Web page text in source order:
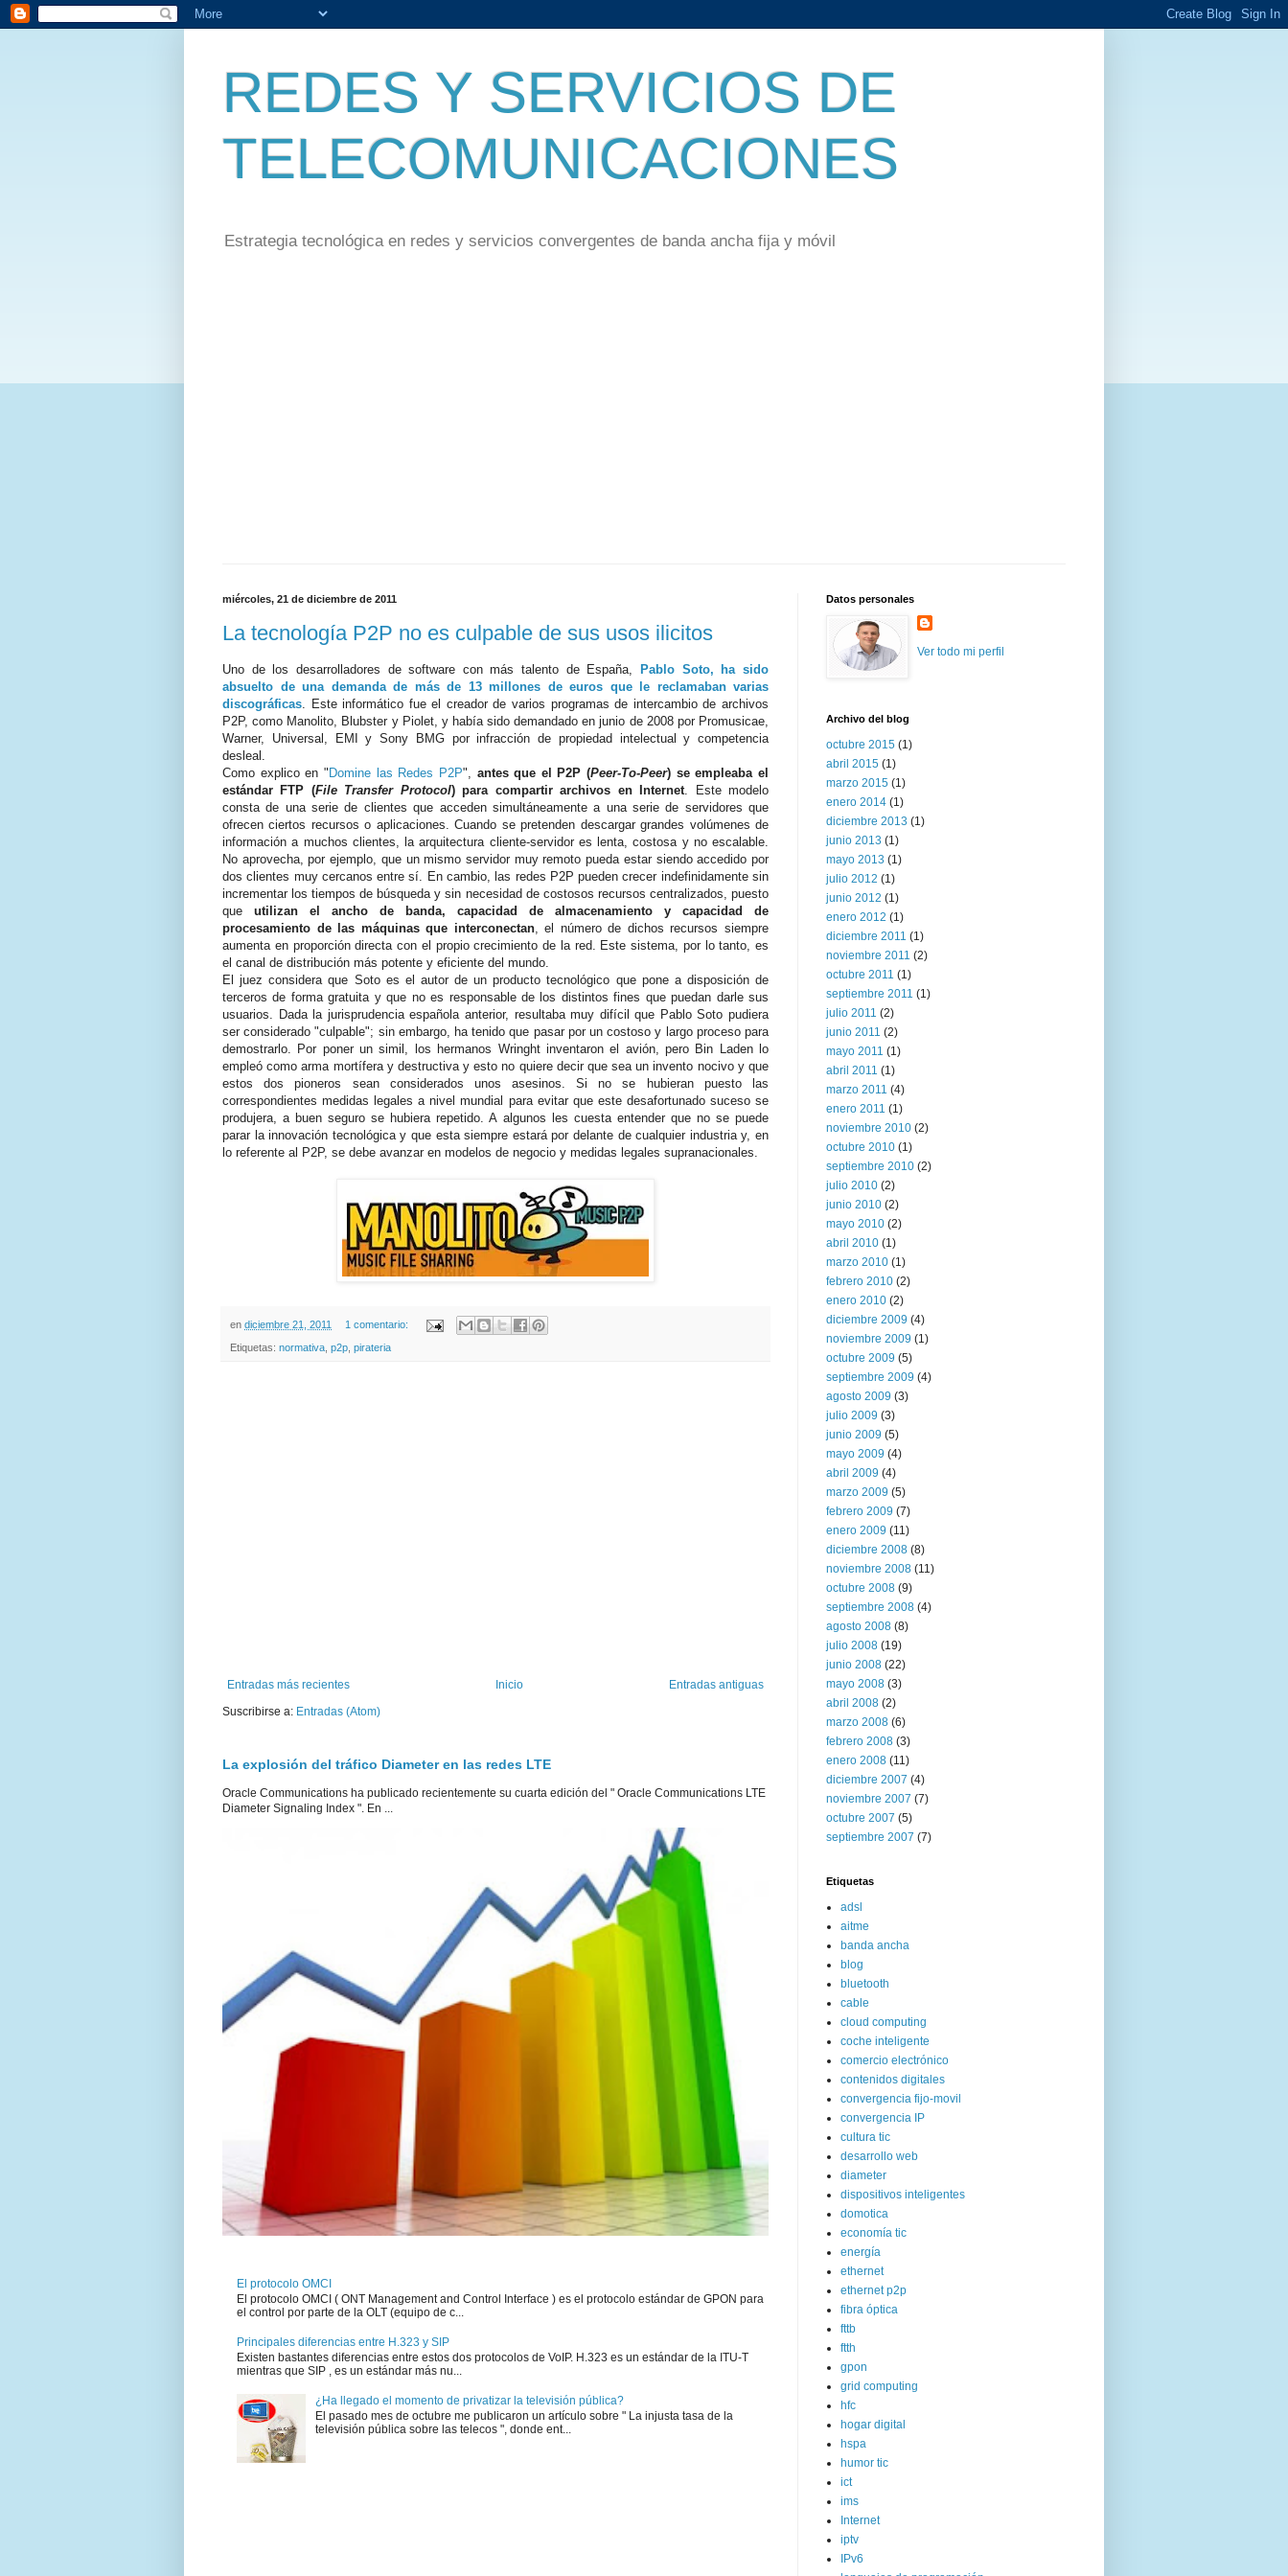
REDES Y SERVICIOS DE
TELECOMUNICACIONES
Estrategia tecnológica en redes y servicios convergentes de banda ancha fija y móvil
miércoles, 21 de diciembre de 2011
La tecnología P2P no es culpable de sus usos ilicitos
Uno de los desarrolladores de software con más talento de España,
Pablo Soto, ha sido
absuelto de una demanda de más de 13 millones de euros que le reclamaban varias
discográficas. Este informático fue el creador de varios programas de intercambio de archivos
P2P, como Manolito, Blubster y Piolet, y había sido demandado en junio de 2008 por Promusicae,
Warner, Universal, EMI y Sony BMG por infracción de propiedad intelectual y competencia
desleal.
Como explico en " Domine las Redes P2P", antes que el P2P (Peer-To-Peer) se empleaba el
estándar FTP (File Transfer Protocol) para compartir archivos en Internet. Este modelo
consta de una serie de clientes que acceden simultáneamente a una serie de servidores que
ofrecen ciertos recursos o aplicaciones. Cuando se pretenden descargar grandes volúmenes de
información a muchos clientes, la arquitectura cliente-servidor es lenta, costosa y no escalable.
No aprovecha, por ejemplo, que un mismo servidor muy remoto pueda estar siendo accedido por
dos clientes muy cercanos entre sí. En cambio, las redes P2P pueden crecer indefinidamente sin
incrementar los tiempos de búsqueda y sin necesidad de costosos recursos centralizados, puesto
que utilizan el ancho de banda, capacidad de almacenamiento y capacidad de
procesamiento de las máquinas que interconectan, el número de dichos recursos siempre
aumenta en proporción directa con el propio crecimiento de la red. Este sistema, por lo tanto, es
el canal de distribución más potente y eficiente del mundo.
El juez considera que Soto es el autor de un producto tecnológico que pone a disposición de
terceros de forma gratuita y que no es responsable de los distintos fines que puedan darle sus
usuarios. Dada la jurisprudencia española anterior, resultaba muy difícil que Pablo Soto pudiera
ser considerado "culpable"; sin embargo, ha tenido que pasar por un costoso y largo proceso para
demostrarlo. Por poner un simil, los hermanos Wringht inventaron el avión, pero Bin Laden lo
empleó como arma mortífera y destructiva y esto no quiere decir que sea un invento nocivo y que
estos dos pioneros sean considerados unos asesinos. Si no se hubieran puesto las
correspondientes medidas legales a nivel mundial para evitar que este desafortunado suceso se
produjera, a buen seguro se hubiera repetido. A algunos les cuesta entender que no se puede
parar la innovación tecnológica y que esta siempre estará por delante de cualquier industria y, en
lo referente al P2P, se debe avanzar en modelos de negocio y medidas legales supranacionales.
en diciembre 21, 2011 1 comentario:
Etiquetas: normativa, p2p, pirateria
Entradas más recientes Entradas antiguas
Inicio
Suscribirse a: Entradas (Atom)
La explosión del tráfico Diameter en las redes LTE
Oracle Communications ha publicado recientemente su cuarta edición del " Oracle Communications LTE
Diameter Signaling Index ". En ...
El protocolo OMCI
El protocolo OMCI ( ONT Management and Control Interface ) es el protocolo estándar de GPON para
el control por parte de la OLT (equipo de c...
Principales diferencias entre H.323 y SIP
Existen bastantes diferencias entre estos dos protocolos de VoIP. H.323 es un estándar de la ITU-T
mientras que SIP , es un estándar más nu...
¿Ha llegado el momento de privatizar la televisión pública?
El pasado mes de octubre me publicaron un artículo sobre " La injusta tasa de la
televisión pública sobre las telecos ", donde ent...
Datos personales
Ver todo mi perfil
Archivo del blog
octubre 2015 (1)
abril 2015 (1)
marzo 2015 (1)
enero 2014 (1)
diciembre 2013 (1)
junio 2013 (1)
mayo 2013 (1)
julio 2012 (1)
junio 2012 (1)
enero 2012 (1)
diciembre 2011 (1)
noviembre 2011 (2)
octubre 2011 (1)
septiembre 2011 (1)
julio 2011 (2)
junio 2011 (2)
mayo 2011 (1)
abril 2011 (1)
marzo 2011 (4)
enero 2011 (1)
noviembre 2010 (2)
octubre 2010 (1)
septiembre 2010 (2)
julio 2010 (2)
junio 2010 (2)
mayo 2010 (2)
abril 2010 (1)
marzo 2010 (1)
febrero 2010 (2)
enero 2010 (2)
diciembre 2009 (4)
noviembre 2009 (1)
octubre 2009 (5)
septiembre 2009 (4)
agosto 2009 (3)
julio 2009 (3)
junio 2009 (5)
mayo 2009 (4)
abril 2009 (4)
marzo 2009 (5)
febrero 2009 (7)
enero 2009 (11)
diciembre 2008 (8)
noviembre 2008 (11)
octubre 2008 (9)
septiembre 2008 (4)
agosto 2008 (8)
julio 2008 (19)
junio 2008 (22)
mayo 2008 (3)
abril 2008 (2)
marzo 2008 (6)
febrero 2008 (3)
enero 2008 (11)
diciembre 2007 (4)
noviembre 2007 (7)
octubre 2007 (5)
septiembre 2007 (7)
Etiquetas
adsl
aitme
banda ancha
blog
bluetooth
cable
cloud computing
coche inteligente
comercio electrónico
contenidos digitales
convergencia fijo-movil
convergencia IP
cultura tic
desarrollo web
diameter
dispositivos inteligentes
domotica
economía tic
energía
ethernet
ethernet p2p
fibra óptica
fttb
ftth
gpon
grid computing
hfc
hogar digital
hspa
humor tic
ict
ims
Internet
iptv
IPv6